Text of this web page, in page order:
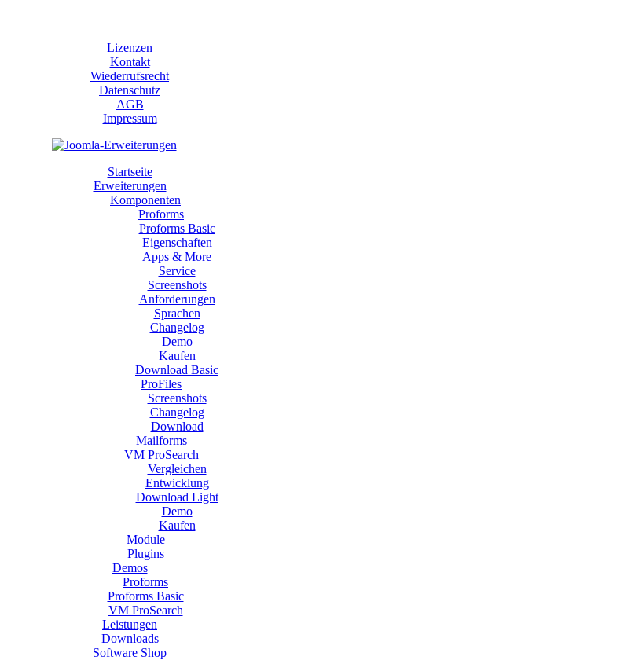
Lizenzen
Kontakt
Wiederrufsrecht
Datenschutz
AGB
Impressum
Startseite
Erweiterungen
Komponenten
Proforms
Proforms Basic
Eigenschaften
Apps & More
Service
Screenshots
Anforderungen
Sprachen
Changelog
Demo
Kaufen
Download Basic
ProFiles
Screenshots
Changelog
Download
Mailforms
VM ProSearch
Vergleichen
Entwicklung
Download Light
Demo
Kaufen
Module
Plugins
Demos
Proforms
Proforms Basic
VM ProSearch
Leistungen
Downloads
Software Shop